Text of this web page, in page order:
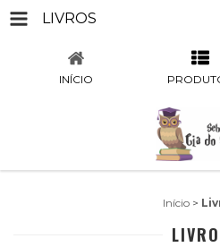
LIVROS
INÍCIO
Início >